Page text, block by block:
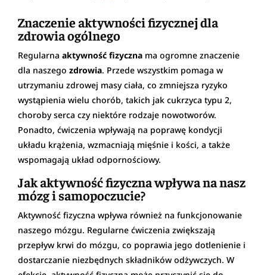
Znaczenie aktywności fizycznej dla
zdrowia ogólnego
Regularna aktywność fizyczna ma ogromne znaczenie
dla naszego zdrowia. Przede wszystkim pomaga w
utrzymaniu zdrowej masy ciała, co zmniejsza ryzyko
wystąpienia wielu chorób, takich jak cukrzyca typu 2,
choroby serca czy niektóre rodzaje nowotworów.
Ponadto, ćwiczenia wpływają na poprawę kondycji
układu krążenia, wzmacniają mięśnie i kości, a także
wspomagają układ odpornościowy.
Jak aktywność fizyczna wpływa na nasz
mózg i samopoczucie?
Aktywność fizyczna wpływa również na funkcjonowanie
naszego mózgu. Regularne ćwiczenia zwiększają
przepływ krwi do mózgu, co poprawia jego dotlenienie i
dostarczanie niezbędnych składników odżywczych. W